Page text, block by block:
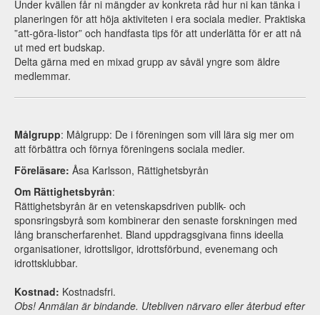
Under kvällen får ni mängder av konkreta råd hur ni kan tänka i
planeringen för att höja aktiviteten i era sociala medier. Praktiska
”att-göra-listor” och handfasta tips för att underlätta för er att nå
ut med ert budskap.
Delta gärna med en mixad grupp av såväl yngre som äldre
medlemmar.
Målgrupp: Målgrupp: De i föreningen som vill lära sig mer om
att förbättra och förnya föreningens sociala medier.
Föreläsare: Åsa Karlsson, Rättighetsbyrån
Om Rättighetsbyrån:
Rättighetsbyrån är en vetenskapsdriven publik- och
sponsringsbyrå som kombinerar den senaste forskningen med
lång branscherfarenhet. Bland uppdragsgivana finns ideella
organisationer, idrottsligor, idrottsförbund, evenemang och
idrottsklubbar.
Kostnad: Kostnadsfri.
Obs! Anmälan är bindande. Utebliven närvaro eller återbud efter